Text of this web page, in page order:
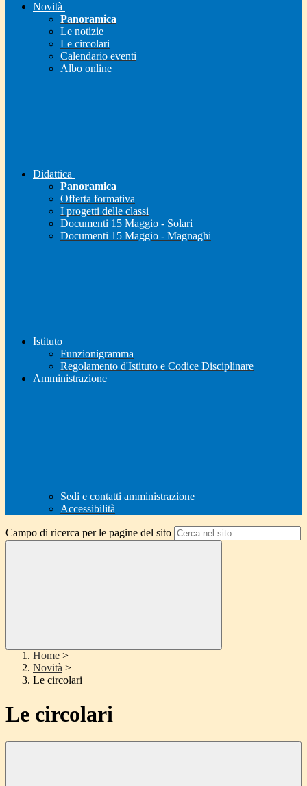
Novità
Panoramica
Le notizie
Le circolari
Calendario eventi
Albo online
Didattica
Panoramica
Offerta formativa
I progetti delle classi
Documenti 15 Maggio - Solari
Documenti 15 Maggio - Magnaghi
Istituto
Funzionigramma
Regolamento d'Istituto e Codice Disciplinare
Amministrazione
Sedi e contatti amministrazione
Accessibilità
Campo di ricerca per le pagine del sito
Home >
Novità >
Le circolari
Le circolari